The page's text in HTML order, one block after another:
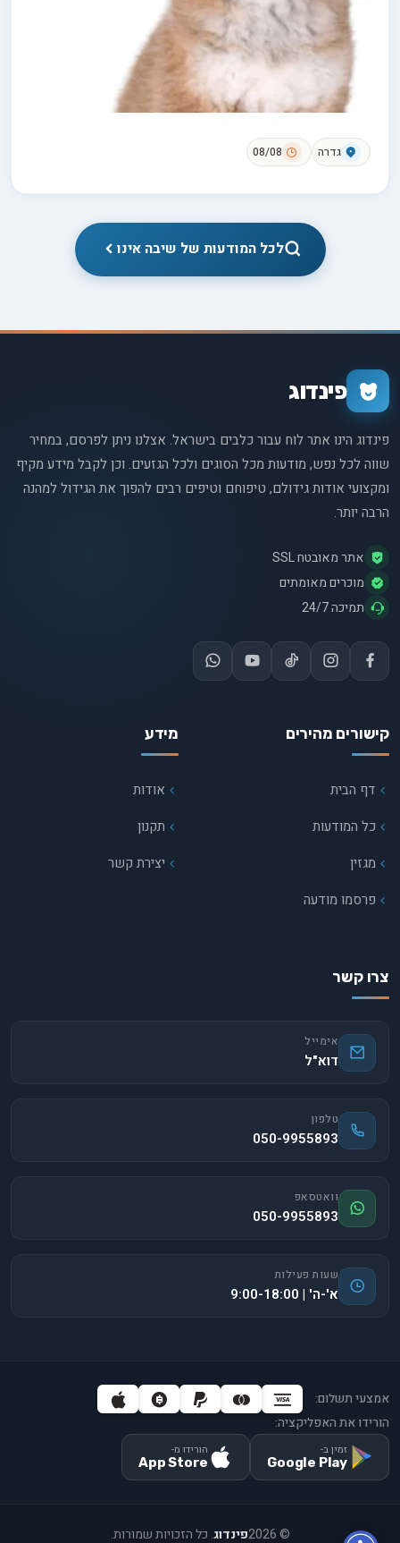
גדרה 08/08
לכל המודעות של שיבה אינו
פינדוג
פינדוג הינו אתר לוח עבור כלבים בישראל. אצלנו ניתן לפרסם, במחיר
שווה לכל נפש, מודעות מכל הסוגים ולכל הגזעים. וכן לקבל מידע מקיף
ומקצועי אודות גידולם, טיפוחם וטיפים רבים להפוך את הגידול למהנה
הרבה יותר.
אתר מאובטח SSL
מוכרים מאומתים
תמיכה 24/7
קישורים מהירים
דף הבית
כל המודעות
מגזין
פרסמו מודעה
מידע
אודות
תקנון
יצירת קשר
צרו קשר
אימייל
דוא"ל
טלפון
050-9955893
וואטסאפ
050-9955893
שעות פעילות
א'-ה' | 9:00-18:00
אמצעי תשלום:
הורידו את האפליקציה:
זמין ב-
Google Play
הורידו מ-
App Store
©
2026פינדוג. כל הזכויות שמורות.